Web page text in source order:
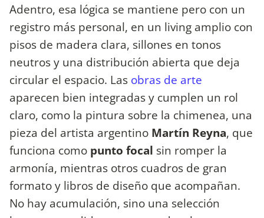
Adentro, esa lógica se mantiene pero con un
registro más personal, en un living amplio con
pisos de madera clara, sillones en tonos
neutros y una distribución abierta que deja
circular el espacio. Las obras de arte
aparecen bien integradas y cumplen un rol
claro, como la pintura sobre la chimenea, una
pieza del artista argentino Martín Reyna, que
funciona como punto focal sin romper la
armonía, mientras otros cuadros de gran
formato y libros de diseño que acompañan.
No hay acumulación, sino una selección